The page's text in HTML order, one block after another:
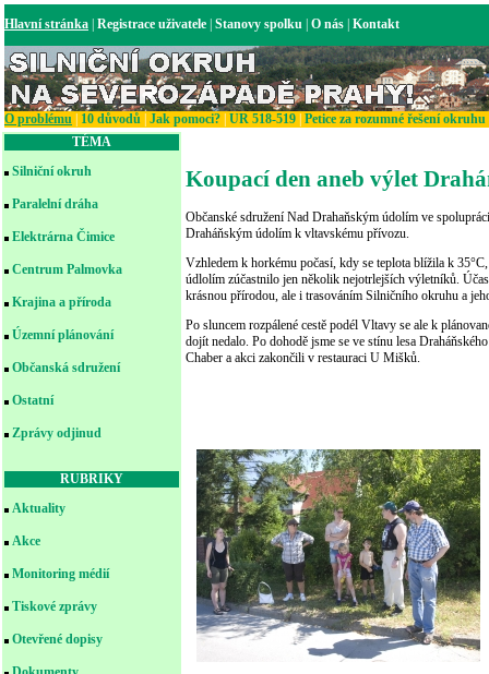
Hlavní stránka Registrace uživatele Stanovy spolku O nás Kontakt
O problému 10 důvodů Jak pomoci? UR 518-519 Petice za rozumné řešení
TÉMA
Silniční okruh
Paralelní dráha
Elektrárna Čimice
Centrum Palmovka
Krajina a příroda
Územní plánování
Občanská sdružení
Ostatní
Zprávy odjinud
RUBRIKY
Aktuality
Akce
Monitoring médií
Tiskové zprávy
Otevřené dopisy
Koupací den aneb výlet
Občanské sdružení Nad Drahaňským údolím ve
Draháňským údolím k vltavskému přívozu.
Vzhledem k horkému počasí, kdy se teplota blížila k
údlolím zúčastnilo jen několik nejotrlejších výletníků.
krásnou přírodou, ale i trasováním Silničního okruhu a
Po sluncem rozpálené cestě podél Vltavy se ale k
dojít nedalo. Po dohodě jsme se ve stínu lesa
Chaber a akci zakončili v restauraci U Mišků.